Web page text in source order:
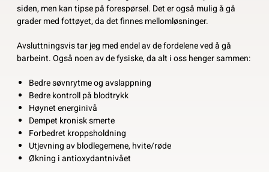
siden, men kan tipse på forespørsel. Det er også mulig å gå
grader med fottøyet, da det finnes mellomløsninger.
Avsluttningsvis tar jeg med endel av de fordelene ved å gå
barbeint. Også noen av de fysiske, da alt i oss henger sammen:
Bedre søvnrytme og avslappning
Bedre kontroll på blodtrykk
Høynet energinivå
Dempet kronisk smerte
Forbedret kroppsholdning
Utjevning av blodlegemene, hvite/røde
Økning i antioxydantnivået